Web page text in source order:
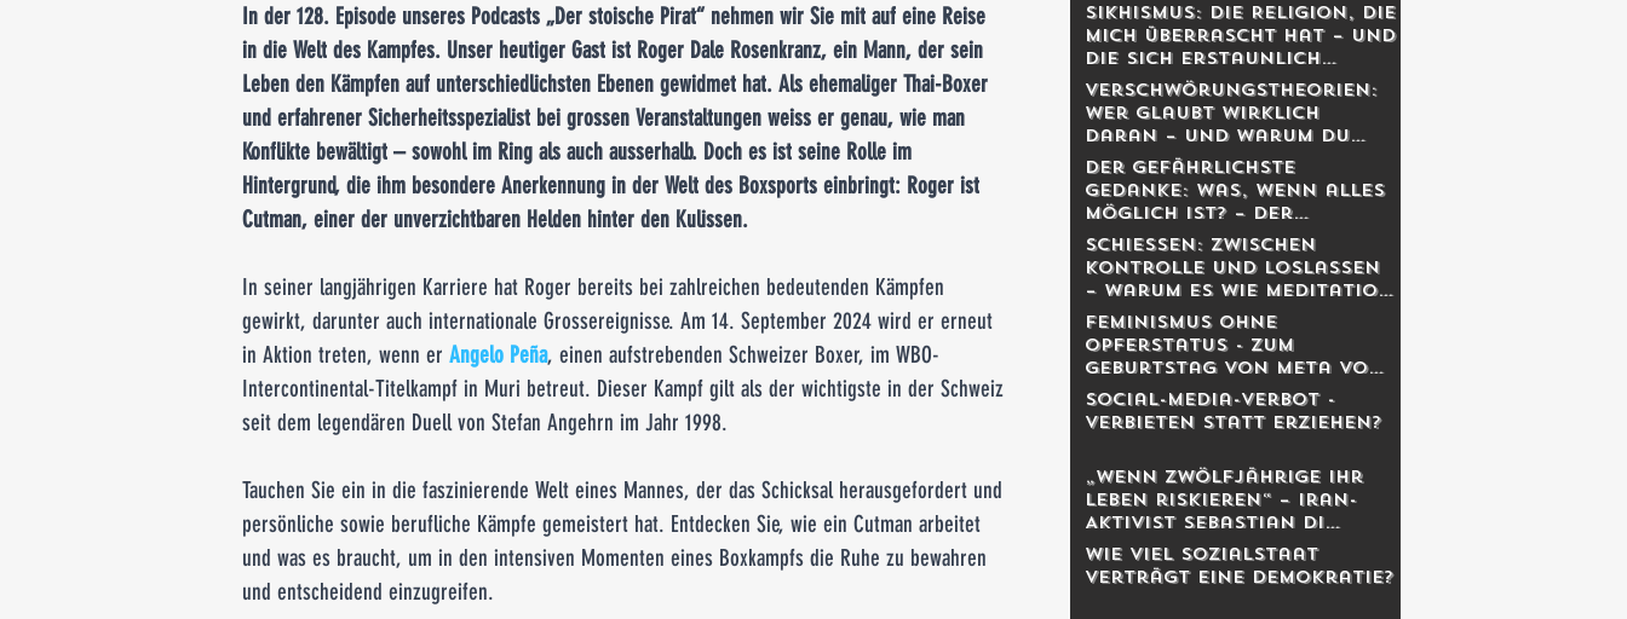
In der 128. Episode unseres Podcasts „Der stoische Pirat“ nehmen wir Sie mit auf eine Reise
in die Welt des Kampfes. Unser heutiger Gast ist Roger Dale Rosenkranz, ein Mann, der sein
Leben den Kämpfen auf unterschiedlichsten Ebenen gewidmet hat. Als ehemaliger Thai-Boxer
und erfahrener Sicherheitsspezialist bei grossen Veranstaltungen weiss er genau, wie man
Konflikte bewältigt – sowohl im Ring als auch ausserhalb. Doch es ist seine Rolle im
Hintergrund, die ihm besondere Anerkennung in der Welt des Boxsports einbringt: Roger ist
Cutman, einer der unverzichtbaren Helden hinter den Kulissen.
In seiner langjährigen Karriere hat Roger bereits bei zahlreichen bedeutenden Kämpfen
gewirkt, darunter auch internationale Grossereignisse. Am 14. September 2024 wird er erneut
in Aktion treten, wenn er Angelo Peña, einen aufstrebenden Schweizer Boxer, im WBO-
Intercontinental-Titelkampf in Muri betreut. Dieser Kampf gilt als der wichtigste in der Schweiz
seit dem legendären Duell von Stefan Angehrn im Jahr 1998.
Tauchen Sie ein in die faszinierende Welt eines Mannes, der das Schicksal herausgefordert und
persönliche sowie berufliche Kämpfe gemeistert hat. Entdecken Sie, wie ein Cutman arbeitet
und was es braucht, um in den intensiven Momenten eines Boxkampfs die Ruhe zu bewahren
und entscheidend einzugreifen.
Sikhismus: Die Religion, die
mich überrascht hat – und
die sich erstaunlich
schweizerisch anfühlt
Verschwörungstheorien:
Wer glaubt wirklich
daran – und warum du
dich dabei wahrscheinlich
irrst
Der gefährlichste
Gedanke: Was, wenn alles
möglich ist? – Der
Schweizer Tom Clancy im
Gespräch
Schiessen: Zwischen
Kontrolle und Loslassen
– warum es wie Meditation
wirkt
Feminismus ohne
Opferstatus - Zum
Geburtstag von Meta von
Salis
Social-Media-Verbot -
Verbieten statt erziehen?
„Wenn Zwölfjährige ihr
Leben riskieren“ – Iran-
Aktivist Sebastian Di
Benedetto über
Revolution, Massaker und
das Schweigen des
Wie viel Sozialstaat
verträgt eine Demokratie?